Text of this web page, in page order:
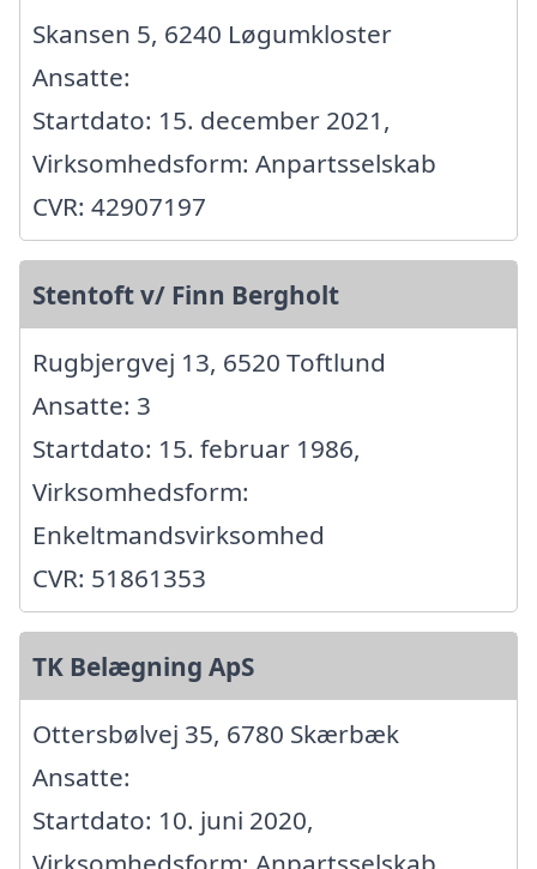
Skansen 5, 6240 Løgumkloster
Ansatte:
Startdato: 15. december 2021,
Virksomhedsform: Anpartsselskab
CVR: 42907197
Stentoft v/ Finn Bergholt
Rugbjergvej 13, 6520 Toftlund
Ansatte: 3
Startdato: 15. februar 1986,
Virksomhedsform:
Enkeltmandsvirksomhed
CVR: 51861353
TK Belægning ApS
Ottersbølvej 35, 6780 Skærbæk
Ansatte:
Startdato: 10. juni 2020,